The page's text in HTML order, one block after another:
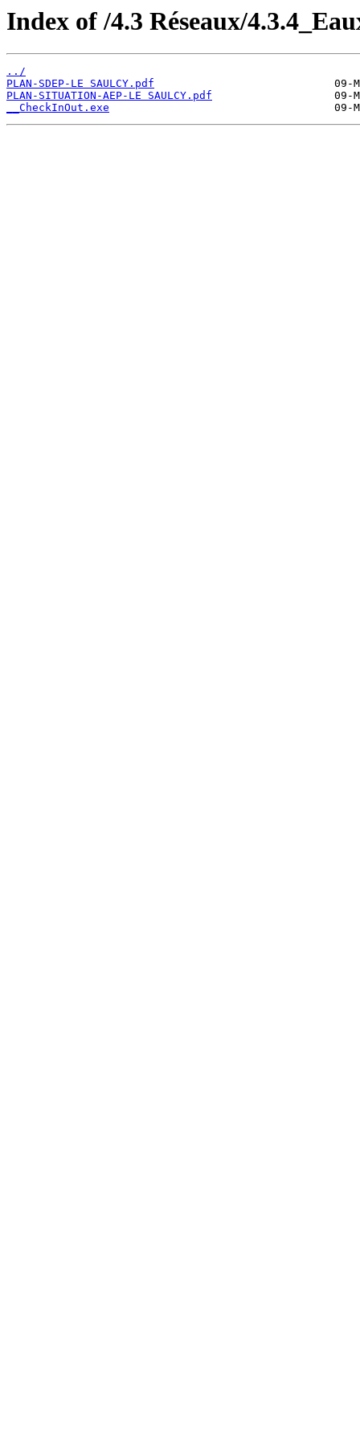
Index of /4.3 Réseaux/
../
PLAN-SDEP-LE SAULCY.pdf
PLAN-SITUATION-AEP-LE SAULCY.pdf
__CheckInOut.exe